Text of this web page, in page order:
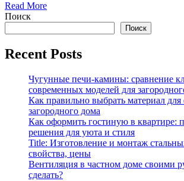
Read More
Поиск
Поиск
Recent Posts
Чугунные печи-камины: сравнение
современных моделей для
Как правильно выбрать материал
загородного дома
Как оформить гостиную в квартире:
решения для уюта и стиля
Title: Изготовление и монтаж
свойства, цены
Вентиляция в частном доме своими
сделать?